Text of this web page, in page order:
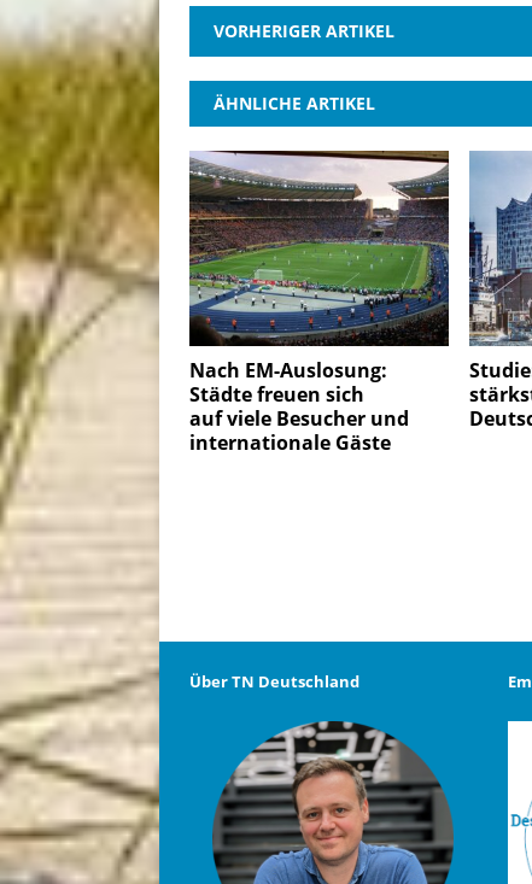
VORHERIGER ARTIKEL
ÄHNLICHE ARTIKEL
Nach EM-Auslosung:
Städte freuen sich
auf viele Besucher und
internationale Gäste
Über TN Deutschland